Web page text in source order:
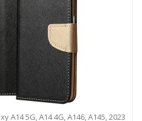
A14 5G, A14 4G, A146, A145, 2023